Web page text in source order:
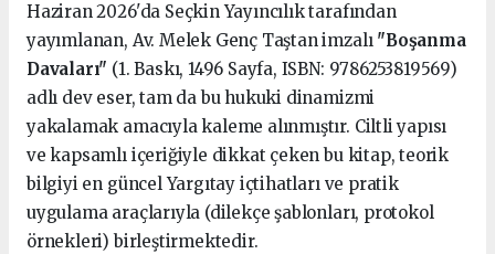
Haziran 2026'da Seçkin Yayıncılık tarafından
yayımlanan, Av. Melek Genç Taştan imzalı "Boşanma
Davaları" (1. Baskı, 1496 Sayfa, ISBN: 9786253819569)
adlı dev eser, tam da bu hukuki dinamizmi
yakalamak amacıyla kaleme alınmıştır. Ciltli yapısı
ve kapsamlı içeriğiyle dikkat çeken bu kitap, teorik
bilgiyi en güncel Yargıtay içtihatları ve pratik
uygulama araçlarıyla (dilekçe şablonları, protokol
örnekleri) birleştirmektedir.